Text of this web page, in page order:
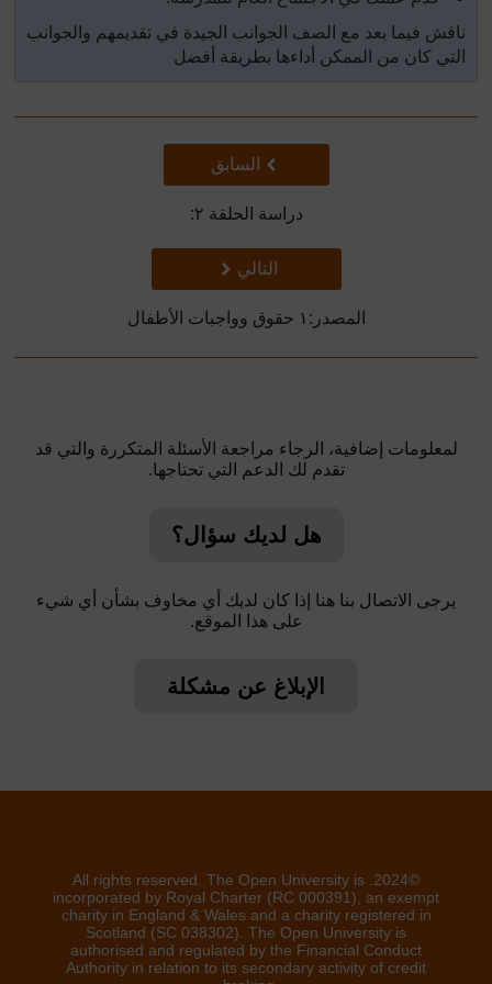
ناقش فيما بعد مع الصف الجوانب الجيدة في تقديمهم والجوانب
التي كان من الممكن أداءها بطريقة أفضل
سابقالسابق
دراسة الحلقة ٢:
تالي
التالي
المصدر:١ حقوق وواجبات الأطفال
لمعلومات إضافية، الرجاء مراجعة الأسئلة المتكررة والتي قد
تقدم لك الدعم التي تحتاجها.
هل لديك سؤال؟
يرجى الاتصال بنا هنا إذا كان لديك أي مخاوف بشأن أي شيء
على هذا الموقع.
الإبلاغ عن مشكلة
©2024. All rights reserved. The Open University is
incorporated by Royal Charter (RC 000391), an exempt
charity in England & Wales and a charity registered in
Scotland (SC 038302). The Open University is
authorised and regulated by the Financial Conduct
Authority in relation to its secondary activity of credit